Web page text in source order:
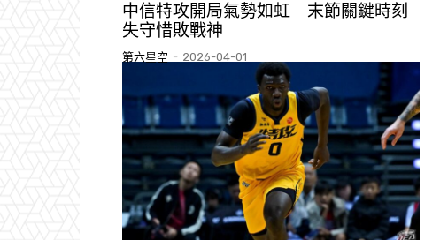
中信特攻開局氣勢如虹 末節關鍵時刻
失守惜敗戰神
第六星空 - 2026-04-01